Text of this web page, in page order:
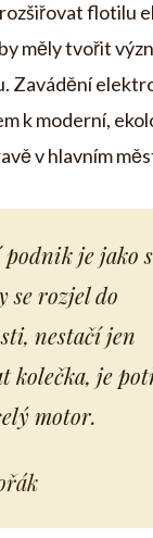
flotilu
měly tvořit
Zavádění
k moderní,
v hlavním
je jako
se rozjel do
nestačí jen
kolečka, je
motor.